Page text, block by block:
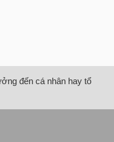
đến cá nhân hay tổ